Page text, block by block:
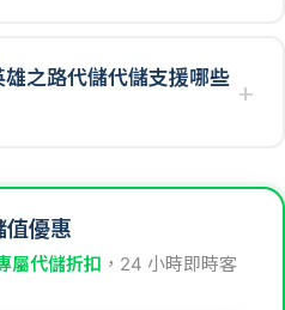
之路代儲代儲支援哪些
值優惠
屬代儲折扣 ，24 小時即時客